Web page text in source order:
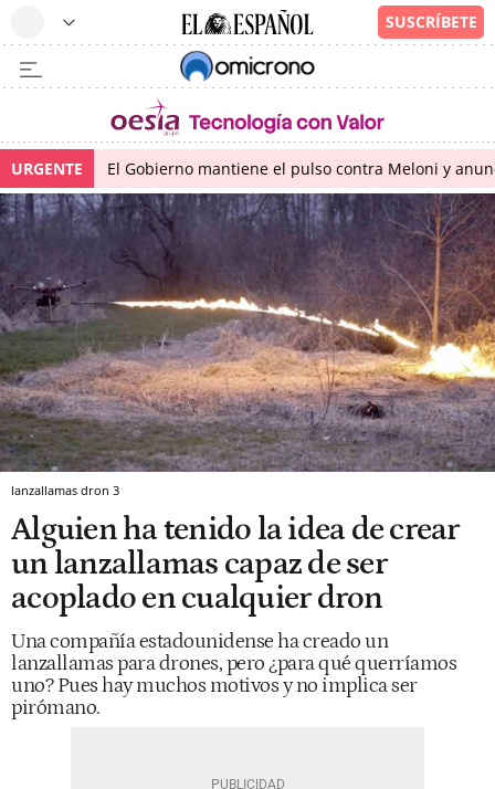
URGENTE El Gobierno mantiene el pulso contra Meloni y
lanzallamas dron 3
Alguien ha tenido la idea de crear
un lanzallamas capaz de ser
acoplado en cualquier dron
Una compañía estadounidense ha creado un
lanzallamas para drones, pero ¿para qué querríamos
uno? Pues hay muchos motivos y no implica ser
pirómano.